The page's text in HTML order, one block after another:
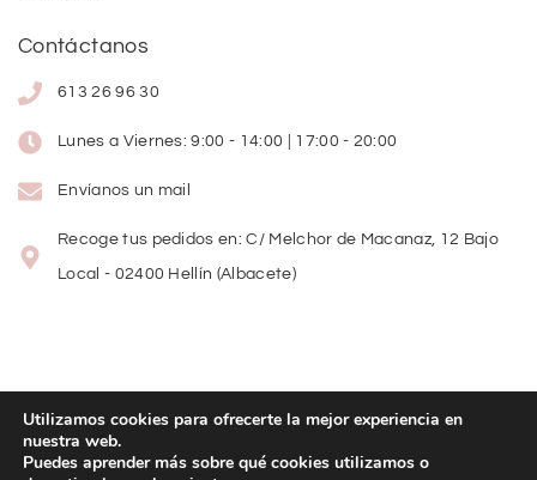
Contáctanos
613 26 96 30
Lunes a Viernes: 9:00 - 14:00 | 17:00 - 20:00
Envíanos un mail
Recoge tus pedidos en: C/ Melchor de Macanaz, 12 Bajo
Local - 02400 Hellín (Albacete)
Copyright© 2026Lolitas Moda
Utilizamos cookies para ofrecerte la mejor experiencia en
nuestra web.
Puedes aprender más sobre qué cookies utilizamos o